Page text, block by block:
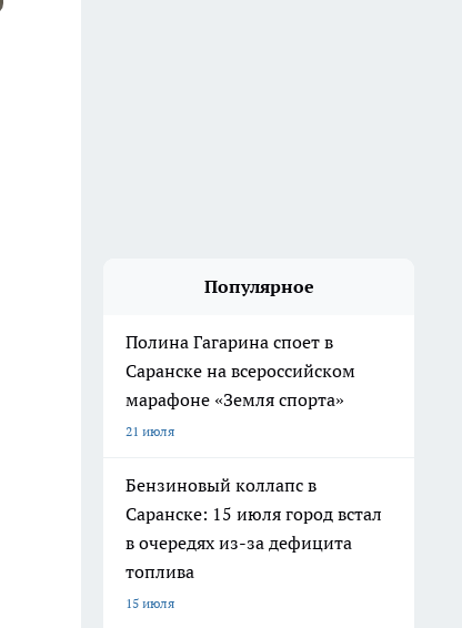
Популярное
Полина Гагарина споет в
Саранске на всероссийском
марафоне «Земля спорта»
21 июля
Бензиновый коллапс в
Саранске: 15 июля город встал
в очередях из-за дефицита
топлива
15 июля